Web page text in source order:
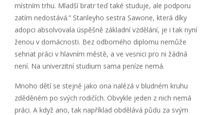
místním trhu. Mladší bratr teď také studuje, ale podporu
zatím nedostává.” Stanleyho sestra Sawone, která díky
adopci absolvovala úspěšně základní vzdělání, je i tak nyní
ženou v domácnosti. Bez odborného diplomu nemůže
sehnat práci v hlavním městě, a ve vesnici pro ni žádná
není. Na univerzitní studium sama peníze nemá.
Mnoho dětí se stejně jako ona nalézá v bludném kruhu
zděděném po svých rodičích. Obvykle jeden z nich nemá
práci. A když ano, tak například obdělává půdu za svým